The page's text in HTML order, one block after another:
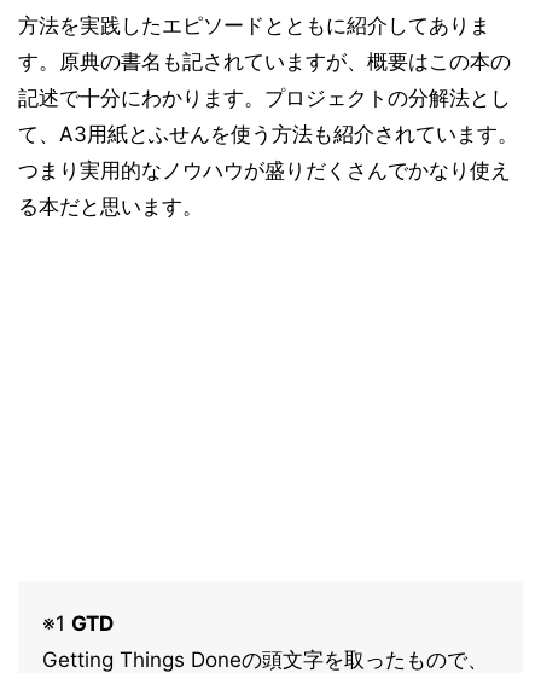
方法を実践したエピソードとともに紹介してありま
す。原典の書名も記されていますが、概要はこの本の
記述で十分にわかります。プロジェクトの分解法とし
て、A3用紙とふせんを使う方法も紹介されています。
つまり実用的なノウハウが盛りだくさんでかなり使え
る本だと思います。
※1 GTD
Getting Things Doneの頭文字を取ったもので、